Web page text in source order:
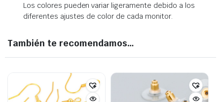
Los colores pueden variar ligeramente debido a los
diferentes ajustes de color de cada monitor.
También te recomendamos…